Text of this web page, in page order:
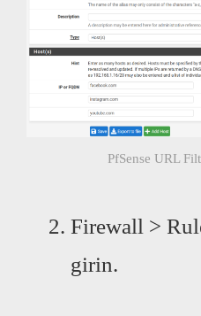
PfSense URL
Firewall >
girin.